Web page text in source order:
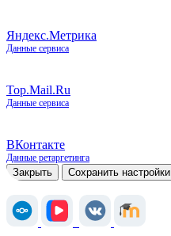
Яндекс.Метрика
Данные сервиса
Top.Mail.Ru
Данные сервиса
ВКонтакте
Данные ретаргетинга
Закрыть Сохранить настройки